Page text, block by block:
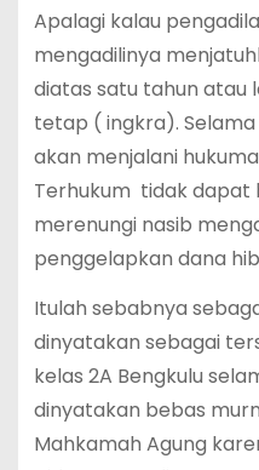
Apalagi kalau
mengadilinya
diatas satu tahun atau
tetap ( ingkra).
akan menjalani
Terhukum tidak dapat
merenungi nasib
penggelapkan dana
Itulah sebabnya
dinyatakan sebagai
kelas 2A Bengkulu
dinyatakan bebas
Mahkamah Agung